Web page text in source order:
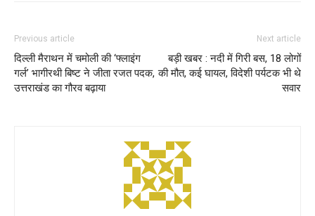
Previous article
दिल्ली मैराथन में चमोली की ‘फ्लाइंग
गर्ल’ भागीरथी बिष्ट ने जीता रजत पदक,
उत्तराखंड का गौरव बढ़ाया
Next article
बड़ी खबर : नदी में गिरी बस, 18 लोगों
की मौत, कई घायल, विदेशी पर्यटक भी थे
सवार